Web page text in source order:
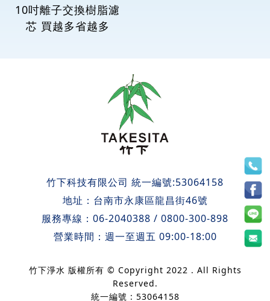
10吋離子交換樹脂濾
芯 買越多省越多
竹下科技有限公司 統一編號:53064158
地址： 台南市永康區龍昌街46號
服務專線： 06-2040388 / 0800-300-898
營業時間：週一至週五 09:00-18:00
竹下淨水 版權所有 © Copyright 2022 . All Rights
Reserved.
統一編號 : 53064158